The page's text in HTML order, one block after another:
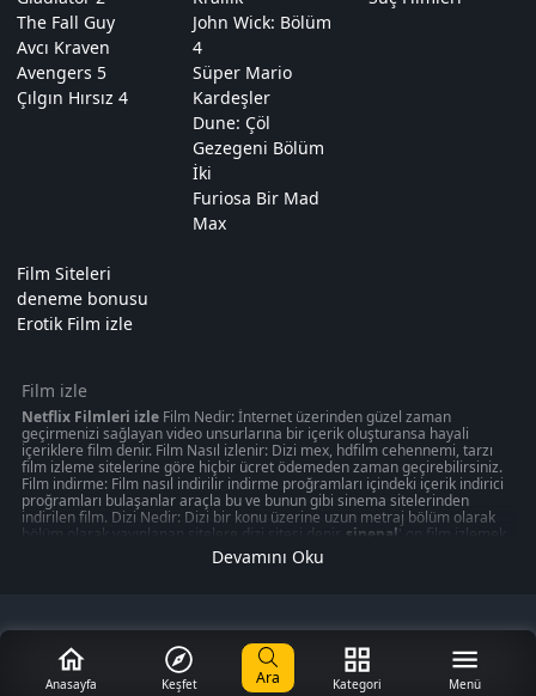
The Fall Guy
Avcı Kraven
Avengers 5
Çılgın Hırsız 4
John Wick: Bölüm
4
Süper Mario
Kardeşler
Dune: Çöl
Gezegeni Bölüm
İki
Furiosa Bir Mad
Max
Film Siteleri
deneme bonusu
Erotik Film izle
Film izle
Netflix Filmleri izleFilm Nedir: İnternet üzerinden güzel zaman
geçirmenizi sağlayan video unsurlarına bir içerik oluşturansa hayali
içeriklere film denir. Film Nasıl izlenir: Dizi mex, hdfilm cehennemi, tarzı
film izleme sitelerine göre hiçbir ücret ödemeden zaman geçirebilirsiniz.
Film indirme: Film nasıl indirilir indirme proğramları içindeki içerik indirici
proğramları bulaşanlar araçla bu ve bunun gibi sinema sitelerinden
indirilen film. Dizi Nedir: Dizi bir konu üzerine uzun metraj bölüm olarak
bölüm olarak yayınlanan sitelere dizi sitesi denir. sinepal' on film izlemek
50 kategoride " türkçeyle ilgili olabilecek 1080p kalitede aksiyon, macera
oyunu izmek can verebilir. Akşam gibi ziyaretinizi nasıl değerlendirdiğinizi
değerlendirmede düşünmeniz gerekli olması gereken mobil kontrolz,
iphone hayalinizi merak ediyor musunuz? keyfi seyredebilirsiniz.
Sinema, modern toplumun ayrılmaz bir parçası haline gelmiş inanılmaz bir
Devamını Oku
Anasayfa Keşfet Ara Kategori Menü